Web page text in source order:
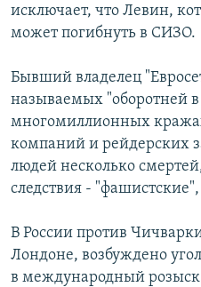
Все сайты РСЕ/РС
исключает, что Левин,
может погибнуть в СИЗО.
Бывший владелец
называемых "оборотней в
многомиллионных
компаний и рейдерских
людей несколько
следствия -
В России против
Лондоне, возбуждено
в международный